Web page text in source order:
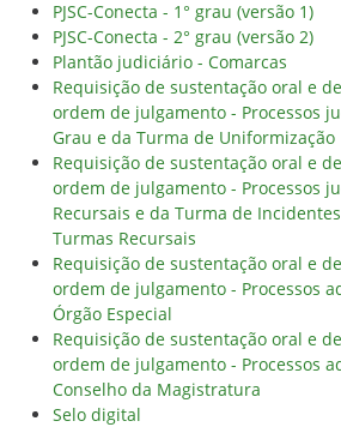
PJSC-Conecta - 1° grau (versão 1)
PJSC-Conecta - 2° grau (versão 2)
Plantão judiciário - Comarcas
Requisição de sustentação oral e
ordem de julgamento - Processos
Grau e da Turma de Uniformização
Requisição de sustentação oral e
ordem de julgamento - Processos
Recursais e da Turma de
Turmas Recursais
Requisição de sustentação oral e
ordem de julgamento - Processos
Órgão Especial
Requisição de sustentação oral e
ordem de julgamento - Processos
Conselho da Magistratura
Selo digital